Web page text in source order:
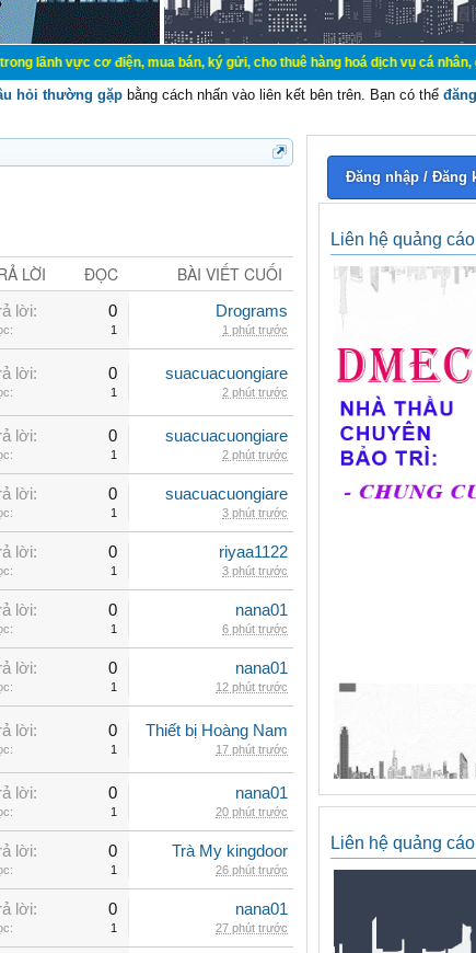
điện, mua bán, ký gửi, cho thuê hàng hoá dịch vụ cá nhân, gia
hỏi thường gặp bằng cách nhấn vào liên kết bên trên. Bạn có thể
LỜI ĐỌC BÀI VIẾT CUỐI
lời: 0
1
Drograms
1 phút trước
lời: 0
1
suacuacuongiare
2 phút trước
lời: 0
1
suacuacuongiare
2 phút trước
lời: 0
1
suacuacuongiare
3 phút trước
lời: 0
1
riyaa1122
3 phút trước
lời: 0
1
nana01
6 phút trước
lời: 0
1
nana01
12 phút trước
lời: 0
1
Thiết bị Hoàng Nam
17 phút trước
lời: 0
1
nana01
20 phút trước
lời: 0
1
Trà My kingdoor
26 phút trước
lời: 0
1
nana01
27 phút trước
Đăng nhập / Đăng
Liên hệ quảng
Liên hệ quảng